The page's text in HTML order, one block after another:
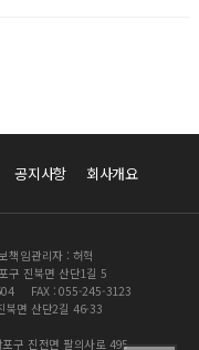
공지사항 회사개요
책임관리자 : 허혁
구 진북면 산단1길 5
FAX : 055-245-3123
북면 산단2길 46-33
구 진전면 팔의사로 495